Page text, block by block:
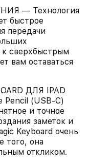
— Технология
быстрое
передачи
сверхбыстрым
вам оставаться
ДЛЯ IPAD
Pencil (USB-C)
и точное
заметок и
Keyboard очень
того, она
откликом.